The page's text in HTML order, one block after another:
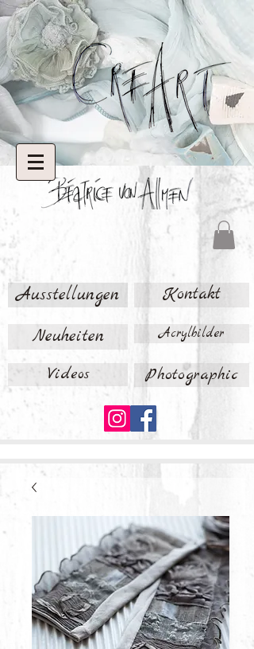
Ausstellungen Kontakt
Neuheiten Acrylbilder
Videos Photographic